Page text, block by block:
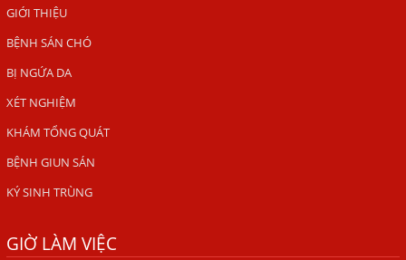
HÀ NỘI – NHIỄM BA LOẠI KÝ SINH TRÙNG DO THÓI QUEN
ẤU TRÙNG SÁN CHÓ DI CHUYỂN QUA DA GÂY NGỨA
VIÊM DA ĐỒNG TIỀN
Tại sao khám bệnh viện da liễu nhiều năm không hết
THẦN
GIỚI THIỆU
BỆNH SÁN CHÓ
BỊ NGỨA DA
XÉT NGHIỆM
KHÁM TỔNG QUÁT
BỆNH GIUN SÁN
KÝ SINH TRÙNG
GIỜ LÀM VIỆC